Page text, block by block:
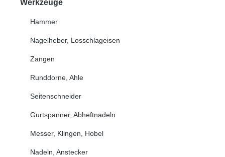
Werkzeuge
Hammer
Nagelheber, Losschlageisen
Zangen
Runddorne, Ahle
Seitenschneider
Gurtspanner, Abheftnadeln
Messer, Klingen, Hobel
Nadeln, Anstecker